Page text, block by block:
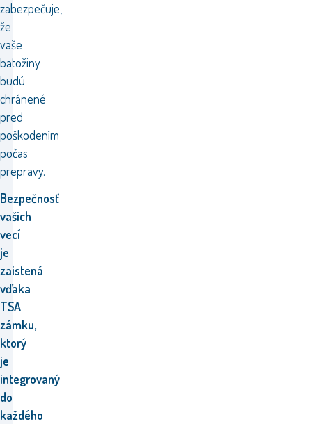
zabezpečuje,
že
vaše
batožiny
budú
chránené
pred
poškodením
počas
prepravy.
Bezpečnosť
vašich
vecí
je
zaistená
vďaka
TSA
zámku,
ktorý
je
integrovaný
do
každého